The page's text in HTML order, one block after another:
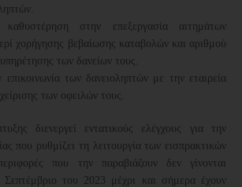
καθυστέρηση στην επεξεργασία αιτημάτων
χορήγησης βεβαίωσης καταβολών και αριθμού
των δανείων τους.
επικοινωνία των δανειοληπτών με την εταιρεία
των οφειλών τους.
διενεργεί εντατικούς ελέγχους για την
που ρυθμίζει τη λειτουργία των εισπρακτικών
που την παραβιάζουν δεν γίνονται
του 2023 μέχρι και σήμερα έχουν